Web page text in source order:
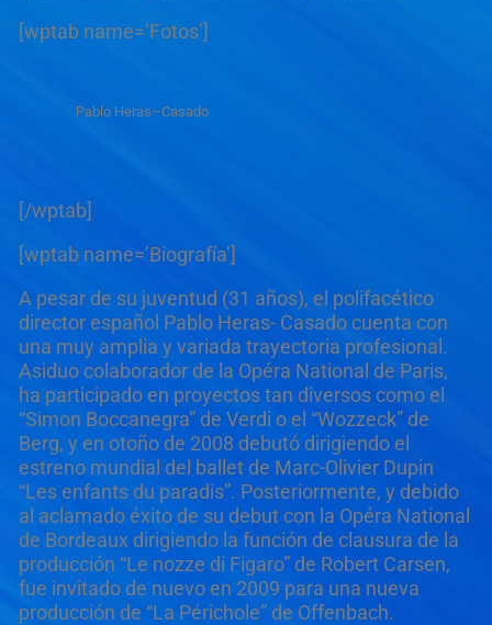
[wptab name=’Fotos’]
Pablo Heras–Casado
[/wptab]
[wptab name=’Biografía’]
A pesar de su juventud (31 años), el polifacético
director español Pablo Heras- Casado cuenta con
una muy amplia y variada trayectoria profesional.
Asiduo colaborador de la Opéra National de Paris,
ha participado en proyectos tan diversos como el
“Simon Boccanegra” de Verdi o el “Wozzeck” de
Berg, y en otoño de 2008 debutó dirigiendo el
estreno mundial del ballet de Marc-Olivier Dupin
“Les enfants du paradis”. Posteriormente, y debido
al aclamado éxito de su debut con la Opéra National
de Bordeaux dirigiendo la función de clausura de la
producción “Le nozze di Figaro” de Robert Carsen,
fue invitado de nuevo en 2009 para una nueva
producción de “La Périchole” de Offenbach.